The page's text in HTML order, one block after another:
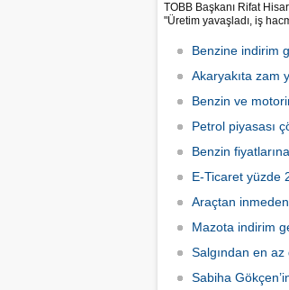
TOBB Başkanı Rifat
"Üretim yavaşladı, iş
sınırları kapattı, ihracat
mallarımızı taşıyamaz
Benzine indirim
Akaryakıta zam
Benzin ve
Petrol piyasası
Benzin
E-Ticaret yüzde
Araçtan
Mazota indirim
Salgından en
Sabiha